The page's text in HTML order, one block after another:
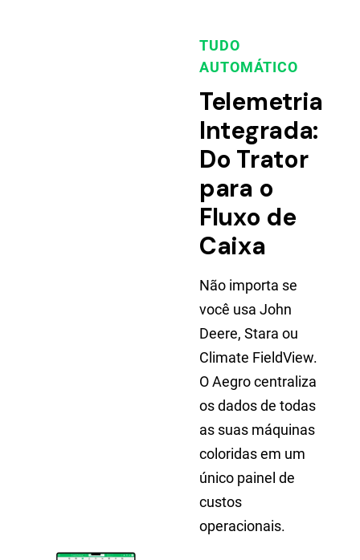
TUDO
AUTOMÁTICO
Telemetria
Integrada:
Do Trator
para o
Fluxo de
Caixa
Não importa se
você usa John
Deere, Stara ou
Climate FieldView.
O Aegro centraliza
os dados de todas
as suas máquinas
coloridas em um
único painel de
custos
operacionais.